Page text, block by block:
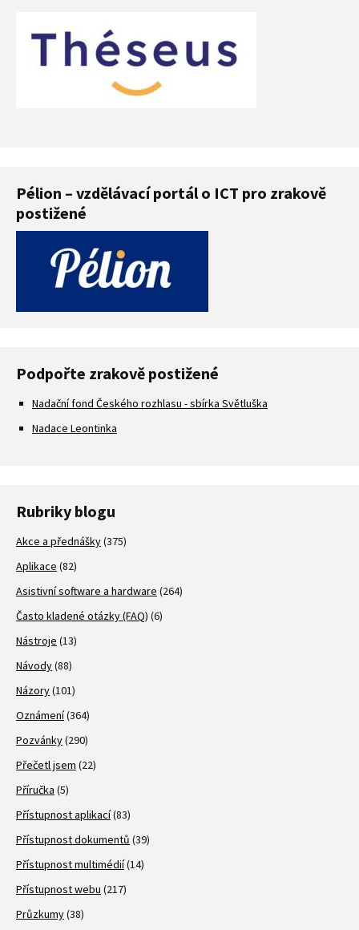
Pélion – vzdělávací portál o ICT pro zrakově
postižené
Podpořte zrakově postižené
Nadační fond Českého rozhlasu - sbírka Světluška
Nadace Leontinka
Rubriky blogu
Akce a přednášky(375)
Aplikace (82)
Asistivní software a hardware (264)
Často kladené otázky (FAQ) (6)
Nástroje (13)
Návody(88)
Názory(101)
Oznámení(364)
Pozvánky(290)
Přečetl jsem (22)
Příručka (5)
Přístupnost aplikací(83)
Přístupnost dokumentů (39)
Přístupnost multimédií(14)
Přístupnost webu (217)
Průzkumy(38)